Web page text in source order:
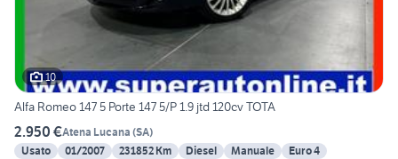
10
Alfa Romeo 147 5 Porte 147 5/P 1.9 jtd 120cv TOTA
2.950 €Atena Lucana (SA)
Usato
01/2007 231852 Km Diesel Manuale
Euro 4